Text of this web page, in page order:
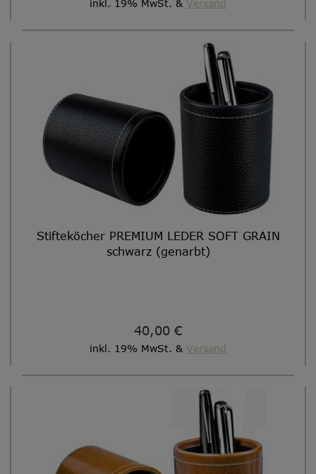
inkl. 19% MwSt. & Versand
Stifteköcher PREMIUM LEDER SOFT GRAIN
schwarz (genarbt)
40,00 €
inkl. 19% MwSt. & Versand